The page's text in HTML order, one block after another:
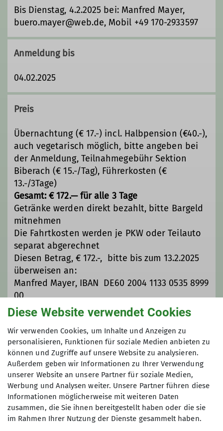
Winterhalbjahres abwechslungsreiche
Skitouren in verschiedenen
Schwierigkeitsgraden. Unsere Ziele
Tannheimer Tal, im Bregenzerwald und
aber auch in weiteren attraktiven
Skitourengebieten des angrenzenden
Alle Unternehmungen werden von
erfahrenen und bestens
ausgebildeten Tourenleiterinnen und
Tourenleitern geführt. Detaillierte
Informationen zu den einzelnen
Touren finden Sie im aktuellen
Tourenprogramm.
Die ausgeschriebene Kondition und
die erforderlichen Fähigkeiten sollten
unbedingt beachtet werden, da sonst
im Zweifel die gesamte Gruppe zur
Umkehr gezwungen sein kann.
Die Anmeldung zu den Touren erfolgt
in der Regel direkt überYolawooder
vorab über die Tourenleiter.
Grundlage für eine Teilnahme sind
unsere Allg. Teilnahmebedingungen.
Anfragen und Wünsche richtet ihr
bitte an den Leiter der GruppeKristof
Hecht
Bis Dienstag, 4.2.2025 bei: Manfred Mayer,
buero.mayer@web.de, Mobil +49 170-2933597
Anmeldung bis
04.02.2025
Preis
Übernachtung (€ 17.-) incl. Halbpension (€40.-),
auch vegetarisch möglich, bitte angeben bei
der Anmeldung, Teilnahmegebühr Sektion
Biberach (€ 15.-/Tag), Führerkosten (€
13.-/3Tage)
Gesamt: € 172.— für alle 3 Tage
Getränke werden direkt bezahlt, bitte Bargeld
mitnehmen
Die Fahrtkosten werden je PKW oder Teilauto
separat abgerechnet
Diesen Betrag, € 172.-, bitte bis zum 13.2.2025
überweisen an:
Manfred Mayer, IBAN DE60 2004 1133 0535 8999
00
Erst mit der Zahlung ist die Anmeldung
verbindlich.
Eine kostenfreie Absage ist bis zum 14.2.2025
möglich
Auf die Teilnahmebedingungen der Sektion
Biberach wird hingewiesen.
Diese Website verwendet Cookies
Wir verwenden Cookies, um Inhalte und Anzeigen zu
personalisieren, Funktionen für soziale Medien anbieten zu
können und Zugriffe auf unsere Website zu analysieren.
Außerdem geben wir Informationen zu Ihrer Verwendung
unserer Website an unsere Partner für soziale Medien,
Werbung und Analysen weiter. Unsere Partner führen diese
Informationen möglicherweise mit weiteren Daten
zusammen, die Sie ihnen bereitgestellt haben oder die sie
im Rahmen Ihrer Nutzung der Dienste gesammelt haben.